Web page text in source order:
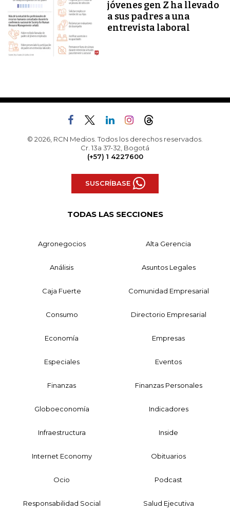
jóvenes gen Z ha llevado
a sus padres a una
entrevista laboral
© 2026, RCN Medios. Todos los derechos reservados.
Cr. 13a 37-32, Bogotá
(+57) 1 4227600
SUSCRÍBASE
TODAS LAS SECCIONES
Agronegocios Alta Gerencia
Análisis Asuntos Legales
Caja Fuerte Comunidad Empresarial
Consumo Directorio Empresarial
Economía Empresas
Especiales Eventos
Finanzas Finanzas Personales
Globoeconomía Indicadores
Infraestructura Inside
Internet Economy Obituarios
Ocio Podcast
Responsabilidad Social Salud Ejecutiva